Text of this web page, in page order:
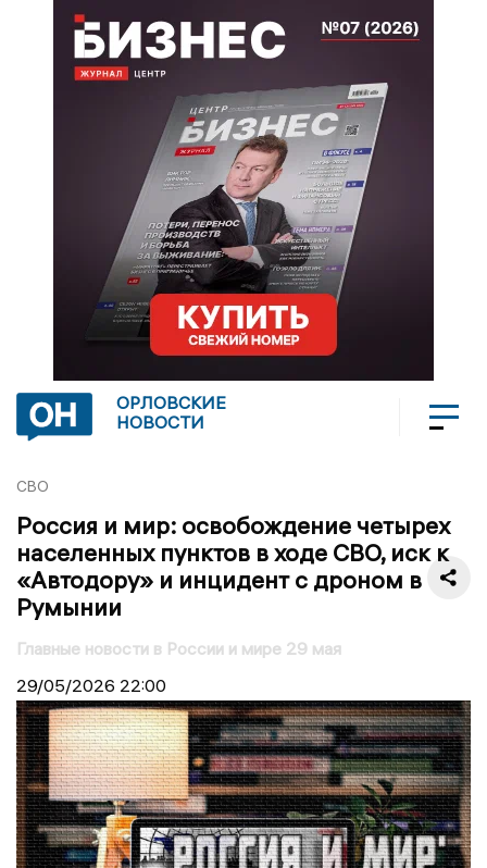
ОРЛОВСКИЕ
НОВОСТИ
СВО
Россия и мир: освобождение четырех
населенных пунктов в ходе СВО, иск к
«Автодору» и инцидент с дроном в
Румынии
Главные новости в России и мире 29 мая
29/05/2026 22:00